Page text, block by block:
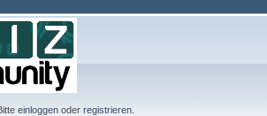
einloggenoder registrieren.